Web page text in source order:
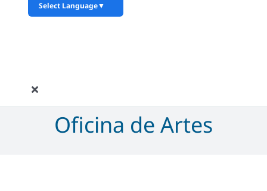
Select Language▼
Toggle
AEACOOficina de Artes